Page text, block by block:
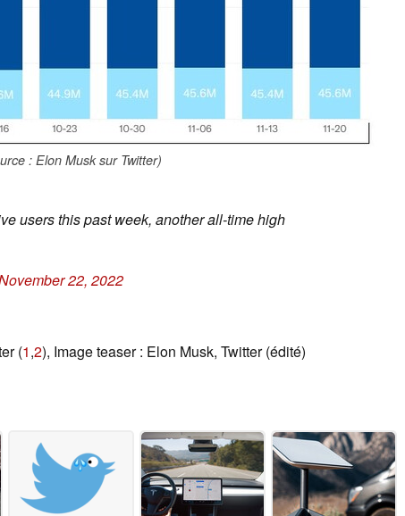
: Elon Musk sur Twitter)
users this past week, another all-time high
22, 2022
(1,2), Image teaser : Elon Musk, Twitter (édité)